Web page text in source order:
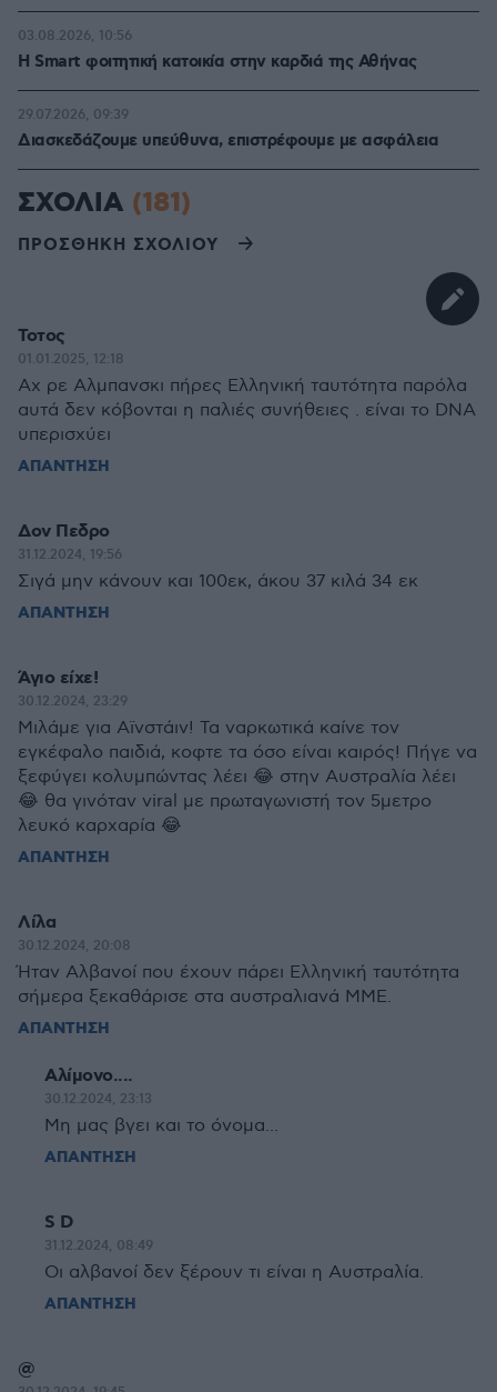
Η Smart φοιτητική κατοικία στην καρδιά της Αθήνας
03.08.2026, 10:56
Διασκεδάζουμε υπεύθυνα, επιστρέφουμε με ασφάλεια
29.07.2026, 09:39
ΣΧΟΛΙΑ (181)
ΠΡΟΣΘΗΚΗ ΣΧΟΛΙΟΥ
Τοτος
01.01.2025, 12:18
Αχ ρε Αλμπανσκι πήρες Ελληνική ταυτότητα παρόλα
αυτά δεν κόβονται η παλιές συνήθειες . είναι το DNA
υπερισχύει
ΑΠΑΝΤΗΣΗ
Δον Πεδρο
31.12.2024, 19:56
Σιγά μην κάνουν και 100εκ, άκου 37 κιλά 34 εκ
ΑΠΑΝΤΗΣΗ
Άγιο είχε!
30.12.2024, 23:29
Μιλάμε για Αϊνστάιν! Τα ναρκωτικά καίνε τον
εγκέφαλο παιδιά, κοφτε τα όσο είναι καιρός! Πήγε να
ξεφύγει κολυμπώντας λέει 😂 στην Αυστραλία λέει
😂 θα γινόταν viral με πρωταγωνιστή τον 5μετρο
λευκό καρχαρία 😂
ΑΠΑΝΤΗΣΗ
Λίλα
30.12.2024, 20:08
Ήταν Αλβανοί που έχουν πάρει Ελληνική ταυτότητα
σήμερα ξεκαθάρισε στα αυστραλιανά ΜΜΕ.
ΑΠΑΝΤΗΣΗ
Αλίμονο....
30.12.2024, 23:13
Μη μας βγει και το όνομα...
ΑΠΑΝΤΗΣΗ
S D
31.12.2024, 08:49
Οι αλβανοί δεν ξέρουν τι είναι η Αυστραλία.
ΑΠΑΝΤΗΣΗ
@